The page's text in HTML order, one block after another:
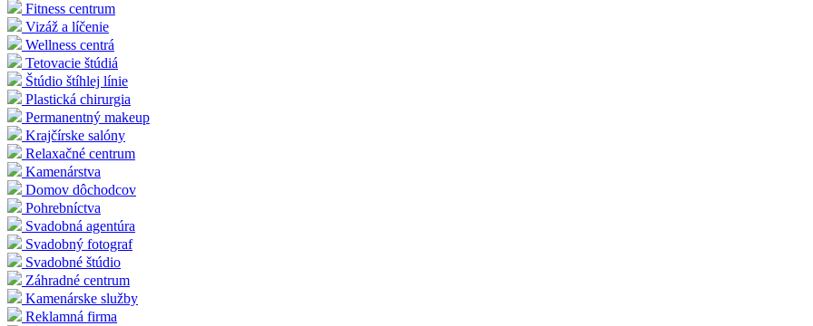
Fitness centrum
Vizáž a líčenie
Wellness centrá
Tetovacie štúdiá
Štúdio štíhlej línie
Plastická chirurgia
Permanentný makeup
Krajčírske salóny
Relaxačné centrum
Kamenárstva
Domov dôchodcov
Pohrebníctva
Svadobná agentúra
Svadobný fotograf
Svadobné štúdio
Záhradné centrum
Kamenárske služby
Reklamná firma